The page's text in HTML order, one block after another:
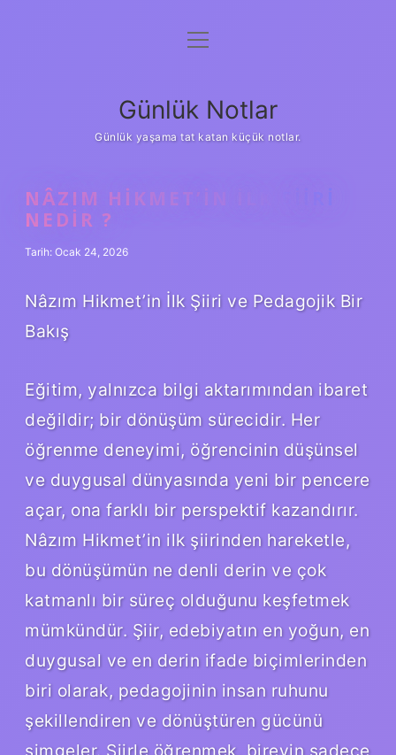
Anasayfa
Yasal Uyarı
menüyü
Günlük Notlar
Günlük yaşama tat katan küçük notlar.
NÂZIM HIKMET’IN ILK ŞIIRI
NEDIR ?
Tarih: Ocak 24, 2026
Nâzım Hikmet’in İlk Şiiri ve Pedagojik Bir
Bakış
Eğitim, yalnızca bilgi aktarımından ibaret
değildir; bir dönüşüm sürecidir. Her
öğrenme deneyimi, öğrencinin düşünsel
ve duygusal dünyasında yeni bir pencere
açar, ona farklı bir perspektif kazandırır.
Nâzım Hikmet’in ilk şiirinden hareketle,
bu dönüşümün ne denli derin ve çok
katmanlı bir süreç olduğunu keşfetmek
mümkündür. Şiir, edebiyatın en yoğun, en
duygusal ve en derin ifade biçimlerinden
biri olarak, pedagojinin insan ruhunu
şekillendiren ve dönüştüren gücünü
simgeler. Şiirle öğrenmek, bireyin sadece